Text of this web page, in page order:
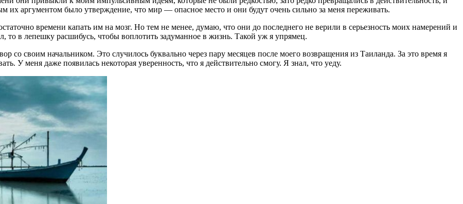
аргументом было утверждение, что мир — опасное место и они будут очень сильно за меня переживать.
времени капать им на мозг. Но тем не менее, думаю, что они до последнего не верили в серьезность моих намерений и
то в лепешку расшибусь, чтобы воплотить задуманное в жизнь. Такой уж я упрямец.
со своим начальником. Это случилось буквально через пару месяцев после моего возвращения из Таиланда. За это время я
У меня даже появилась некоторая уверенность, что я действительно смогу. Я знал, что уеду.